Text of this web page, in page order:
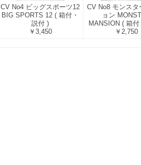
CV No4 ビッグスポーツ12
BIG SPORTS 12 ( 箱付・
説付 )
￥3,450
CV No8 モンスタ
ョン
MANSION ( 箱
￥2,750